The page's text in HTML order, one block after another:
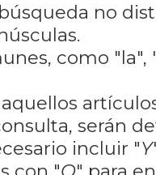
no
como "la",
serán
incluir "Y